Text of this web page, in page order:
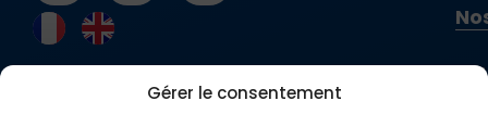
Gérer le consentement